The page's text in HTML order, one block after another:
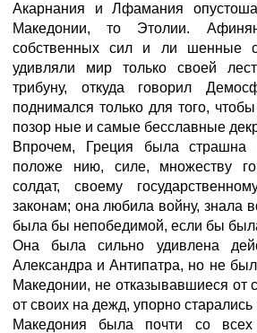
Акарнания и Лфамания
Македонии, то Этолии.
собственных сил и ли шенные
удивляли мир только своей
трибуну, откуда говорил
поднимался только для того,
позор ные и самые бесславные
Впрочем, Греция была страшна
положе нию, силе, множеству
солдат, своему
законам; она любила войну, знала
была бы непобедимой, если бы
Она была сильно удивлена
Александра и Антипатра, но не
Македонии, не отказывавшиеся от
от своих на дежд, упорно старались
Македония была почти со всех